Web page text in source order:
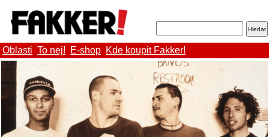
Oblasti To nej! E-shop Kde koupit Fakker!